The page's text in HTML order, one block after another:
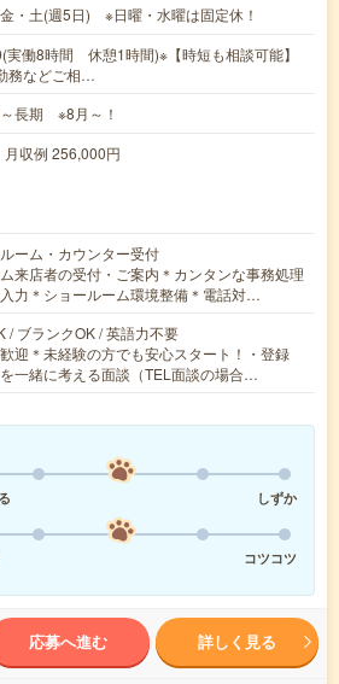
・土(週5日) ※日曜・水曜は固定休！
実働8時間 休憩1時間)※【時短も相談可能】
務などご相…
～長期 ※8月～！
収例 256,000円
ーム・カウンター受付
来店者の受付・ご案内＊カンタンな事務処理
力＊ショールーム環境整備＊電話対…
/ ブランクOK / 英語力不要
迎＊未経験の方でも安心スタート！・登録
一緒に考える面談（TEL面談の場合…
しずか
コツコツ
応募へ進む 詳しく見る